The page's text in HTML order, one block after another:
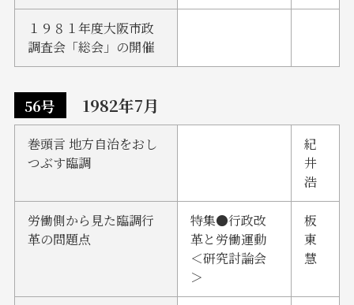
１９８１年度大阪市政
調査会「総会」の開催
56号 1982年7月
巻頭言 地方自治をおし
つぶす臨調
紀
井
浩
労働側から見た臨調行
革の問題点
特集●行政改
革と労働運動
＜研究討論会
＞
板
東
慧